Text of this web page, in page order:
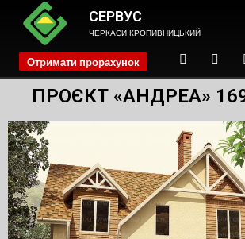
СЕРВУС
ЧЕРКАСИ КРОПИВНИЦЬКИЙ
Отримати прорахунок
ПРОЄКТ «АНДРЕА»